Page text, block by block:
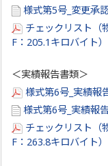
様式第5号_変更承
チェックリスト（
F：205.1キロバイト
＜実績報告書類＞
様式第6号_実績報
様式第6号_実績報
チェックリスト（
F：263.8キロバイト